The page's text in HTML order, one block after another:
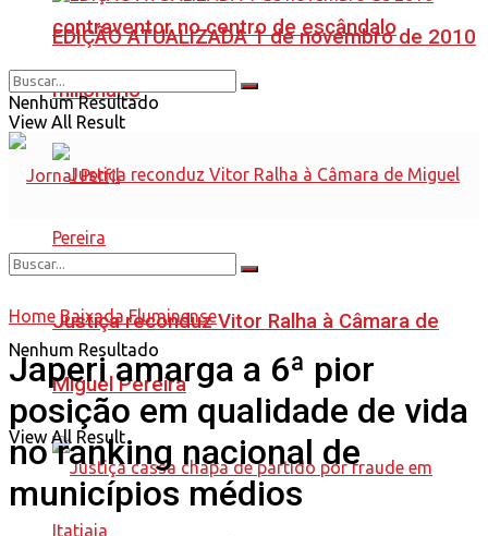
contraventor no centro de escândalo
milionário
Justiça reconduz Vitor Ralha à Câmara de
Miguel Pereira
EDIÇÃO ATUALIZADA 1 de novembro de 2010
Nenhum Resultado
View All Result
Nenhum Resultado
View All Result
Home Baixada Fluminense
Japeri amarga a 6ª pior
posição em qualidade de vida
no ranking nacional de
municípios médios